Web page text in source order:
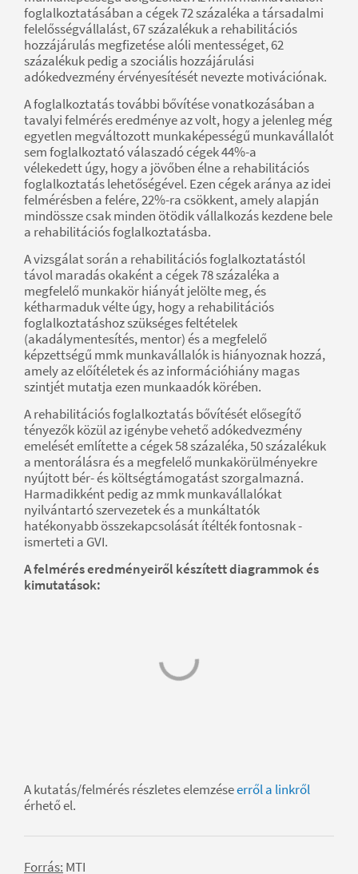
foglalkoztatásában a cégek 72 százaléka a társadalmi
felelősségvállalást, 67 százalékuk a rehabilitációs
hozzájárulás megfizetése alóli mentességet, 62
százalékuk pedig a szociális hozzájárulási
adókedvezmény érvényesítését nevezte motivációnak.
A foglalkoztatás további bővítése vonatkozásában a
tavalyi felmérés eredménye az volt, hogy a jelenleg még
egyetlen megváltozott munkaképességű munkavállalót
sem foglalkoztató válaszadó cégek 44%-a
vélekedett úgy, hogy a jövőben élne a rehabilitációs
foglalkoztatás lehetőségével. Ezen cégek aránya az idei
felmérésben a felére, 22%-ra csökkent, amely alapján
mindössze csak minden ötödik vállalkozás kezdene bele
a rehabilitációs foglalkoztatásba.
A vizsgálat során a rehabilitációs foglalkoztatástól
távol maradás okaként a cégek 78 százaléka a
megfelelő munkakör hiányát jelölte meg, és
kétharmaduk vélte úgy, hogy a rehabilitációs
foglalkoztatáshoz szükséges feltételek
(akadálymentesítés, mentor) és a megfelelő
képzettségű mmk munkavállalók is hiányoznak hozzá,
amely az előítéletek és az információhiány magas
szintjét mutatja ezen munkaadók körében.
A rehabilitációs foglalkoztatás bővítését elősegítő
tényezők közül az igénybe vehető adókedvezmény
emelését említette a cégek 58 százaléka, 50 százalékuk
a mentorálásra és a megfelelő munkakörülményekre
nyújtott bér- és költségtámogatást szorgalmazná.
Harmadikként pedig az mmk munkavállalókat
nyilvántartó szervezetek és a munkáltatók
hatékonyabb összekapcsolását ítélték fontosnak -
ismerteti a GVI.
A felmérés eredményeiről készített diagrammok és
kimutatások:
A kutatás/felmérés részletes elemzéseerről a linkről
érhető el.
Forrás: MTI